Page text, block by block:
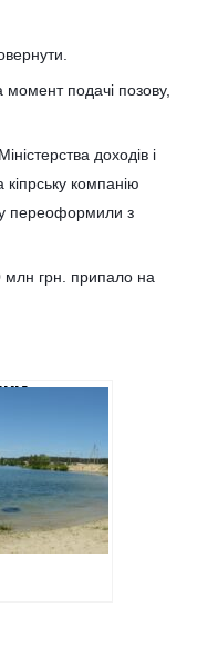
подачі позову,
доходів і
компанію
переоформили з
млн грн. припало на
ДО
ЙОГО